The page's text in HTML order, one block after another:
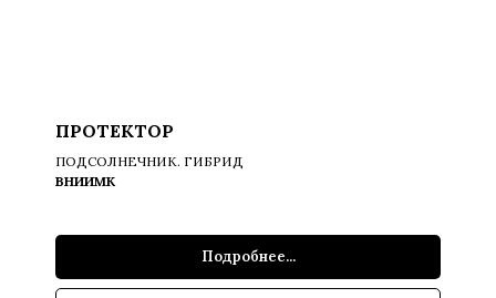
ПРОТЕКТОР
ПОДСОЛНЕЧНИК. ГИБРИД
ВНИИМК
Подробнее...